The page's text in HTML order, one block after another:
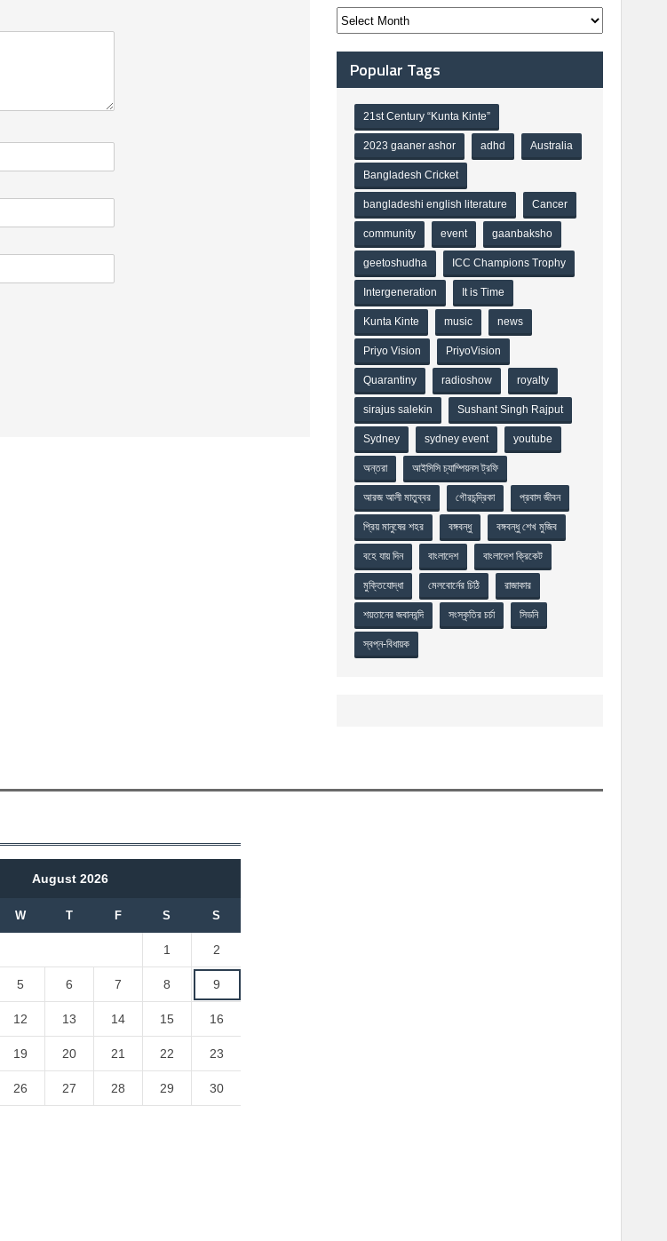
Popular Tags
21st Century “Kunta Kinte”
2023 gaaner ashor adhd Australia
Bangladesh Cricket
bangladeshi english literature Cancer
community event gaanbaksho
geetoshudha ICC Champions Trophy
Intergeneration It is Time
Kunta Kinte music news
Priyo Vision PriyoVision
Quarantiny radioshow royalty
sirajus salekin Sushant Singh Rajput
Sydney sydney event youtube
অন্তরা আইসিসি চ্যাম্পিয়নস ট্রফি
আরজ আলী মাতুব্বর গৌরচন্দ্রিকা প্রবাস জীবন
প্রিয় মানুষের শহর বঙ্গবন্ধু বঙ্গবন্ধু শেখ মুজিব
বহে যায় দিন বাংলাদেশ বাংলাদেশ ক্রিকেট
মুক্তিযোদ্ধা মেলবোর্নের চিঠি রাজাকার
শয়তানের জবানবন্দি সংস্কৃতির চর্চা সিডনি
স্বপ্ন-বিধায়ক
August 2026
W T F S S
1 2
5 6 7 8 9
12 13 14 15 16
19 20 21 22 23
26 27 28 29 30